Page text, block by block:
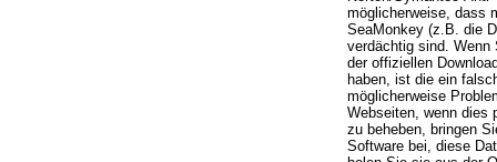
möglicherweise, dass
SeaMonkey (z.B. die
verdächtig sind. Wenn
der offiziellen
haben, ist die ein
möglicherweise
Webseiten, wenn dies
zu beheben, bringen
Software bei, diese